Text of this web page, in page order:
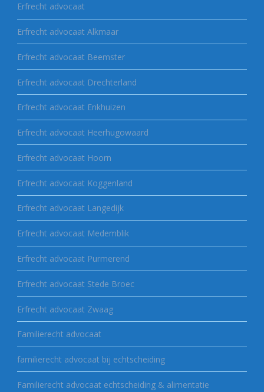
Erfrecht advocaat
Erfrecht advocaat Alkmaar
Erfrecht advocaat Beemster
Erfrecht advocaat Drechterland
Erfrecht advocaat Enkhuizen
Erfrecht advocaat Heerhugowaard
Erfrecht advocaat Hoorn
Erfrecht advocaat Koggenland
Erfrecht advocaat Langedijk
Erfrecht advocaat Medemblik
Erfrecht advocaat Purmerend
Erfrecht advocaat Stede Broec
Erfrecht advocaat Zwaag
Familierecht advocaat
familierecht advocaat bij echtscheiding
Familierecht advocaat echtscheiding & alimentatie